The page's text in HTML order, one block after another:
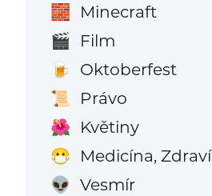
🧱 Minecraft
🎬 Film
🍺 Oktoberfest
📜 Právo
🌺 Květiny
😷 Medicína, Zdraví
👽 Vesmír